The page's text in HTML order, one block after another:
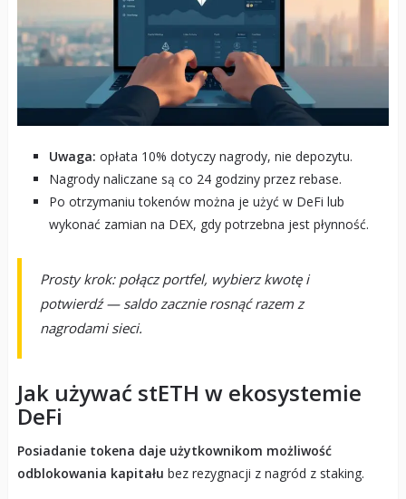
Uwaga: opłata 10% dotyczy nagrody, nie depozytu.
Nagrody naliczane są co 24 godziny przez rebase.
Po otrzymaniu tokenów można je użyć w DeFi lub
wykonać zamian na DEX, gdy potrzebna jest płynność.
Prosty krok: połącz portfel, wybierz kwotę i
potwierdź — saldo zacznie rosnąć razem z
nagrodami sieci.
Jak używać stETH w ekosystemie
DeFi
Posiadanie tokena daje użytkownikom możliwość
odblokowania kapitału bez rezygnacji z nagród z staking.